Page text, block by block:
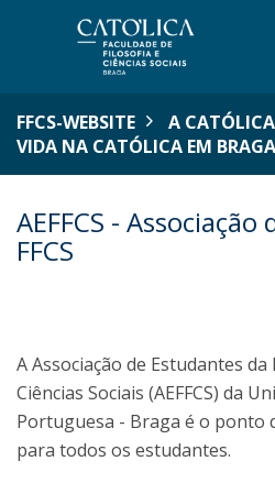
FFCS-WEBSITE
A CATÓLICA
VIDA NA CATÓLICA EM BRAGA
AEFFCS -
FFCS
A Associação de Estudantes da
Ciências Sociais (AEFFCS) da
Portuguesa - Braga é o ponto
para todos os estudantes.